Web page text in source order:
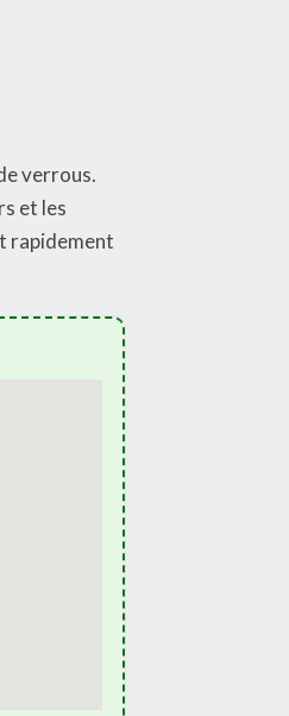
verrous.
et les
rapidement